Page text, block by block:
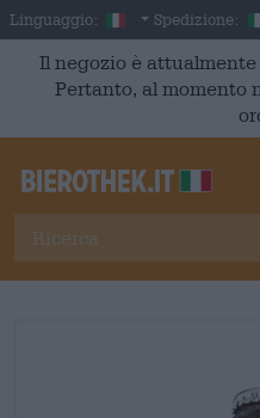
Skip to main content
Linguaggio: Italian
Spedizione:
Il negozio è
Pertanto, al momento